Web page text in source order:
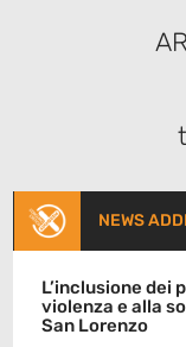
NEWS
L’inclusione dei
violenza e alla
San Lorenzo